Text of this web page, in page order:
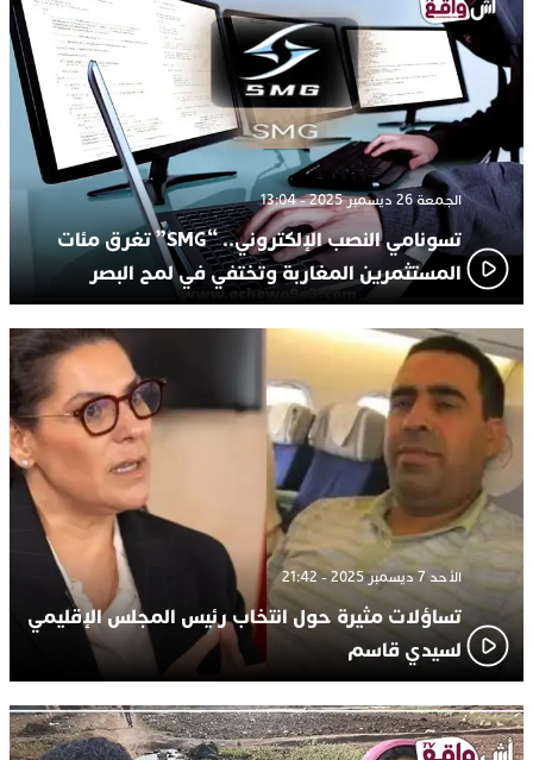
الجمعة 26 ديسمبر 2025 - 13:04
تسونامي النصب الإلكتروني.. “SMG” تغرق مئات
المستثمرين المغاربة وتختفي في لمح البصر
الأحد 7 ديسمبر 2025 - 21:42
تساؤلات مثيرة حول انتخاب رئيس المجلس الإقليمي
لسيدي قاسم